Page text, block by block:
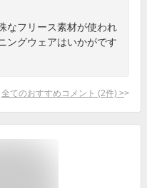
なフリース素材が使われ
ングウェアはいかがです
全てのおすすめコメント (2件) >